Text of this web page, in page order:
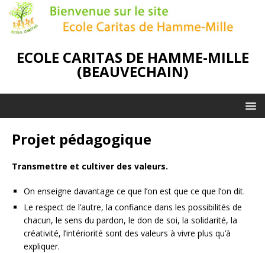
ECOLE CARITAS DE HAMME-MILLE
(BEAUVECHAIN)
Projet pédagogique
Transmettre et cultiver des valeurs.
On enseigne davantage ce que l’on est que ce que l’on dit.
Le respect de l’autre, la confiance dans les possibilités de
chacun, le sens du pardon, le don de soi, la solidarité, la
créativité, l’intériorité sont des valeurs à vivre plus qu’à
expliquer.